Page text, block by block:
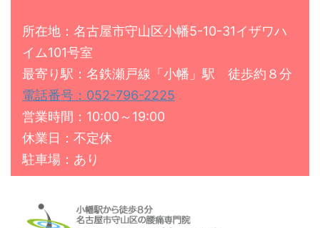
所在地：名古屋市守山区小幡5-10-31イザワハ
イム101号室
最寄り駅：名鉄瀬戸線「小幡」駅 徒歩約８分
電話番号：052-796-2225
営業時間：10:00～19:00
休業日：不定休
駐車場：あり